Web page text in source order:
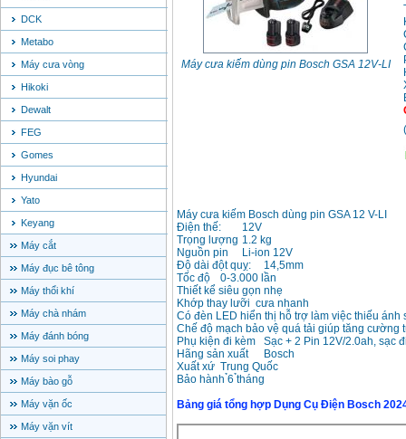
DCK
Metabo
Máy cưa vòng
Hikoki
Dewalt
FEG
Gomes
Hyundai
Yato
Keyang
Máy cắt
Máy đục bê tông
Máy thổi khí
Máy chà nhám
Máy đánh bóng
Máy soi phay
Máy bào gỗ
Máy vặn ốc
Máy vặn vít
Máy cưa kiếm dùng pin Bosch GSA 12V-LI
(
Máy cưa kiếm Bosch dùng pin GSA 12 V-LI
Điện thế:
12V
Trọng lượng 1.2 kg
Nguồn pin
Li-ion 12V
Độ dài đột quỵ:
14,5mm
Tốc độ
0-3.000 lần
Thiết kể siêu gọn nhẹ
Khớp thay lưỡi cưa nhanh
Có đèn LED hiển thị hỗ trợ làm việc thiếu ánh
Chế độ mạch bảo vệ quá tải giúp tăng cường
Phụ kiện đi kèm
Sạc + 2 Pin 12V/2.0ah, sạc
Hãng sản xuất
Bosch
Xuất xứ Trung Quốc
Bảo hành ̉6 ̉tháng
Bảng giá tổng hợp Dụng Cụ Điện Bosch